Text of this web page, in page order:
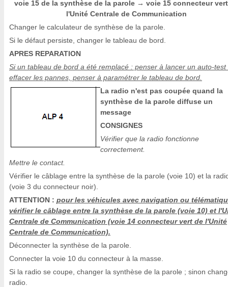
voie 15 de la synthèse de la parole → voie 15 connecteur
l'Unité Centrale de Communication
Changer le calculateur de synthèse de la parole.
Si le défaut persiste, changer le tableau de bord.
APRES REPARATION
Si un tableau de bord a été remplacé : penser à lancer un auto-test
effacer les pannes, penser à paramétrer le tableau de bord.
La radio n'est pas coupée quand la
synthèse de la parole diffuse un
message
CONSIGNES
Vérifier que la radio fonctionne
correctement.
Mettre le contact.
Vérifier le câblage entre la synthèse de la parole (voie 10) et la
(voie 3 du connecteur noir).
ATTENTION : pour les véhicules avec navigation ou
vérifier le câblage entre la synthèse de la parole (voie 10) et
Centrale de Communication (voie 14 connecteur vert de l'Unité
Centrale de Communication).
Déconnecter la synthèse de la parole.
Connecter la voie 10 du connecteur à la masse.
Si la radio se coupe, changer la synthèse de la parole ; sinon
radio.